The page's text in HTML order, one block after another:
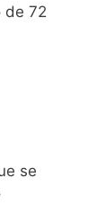
de 72
se